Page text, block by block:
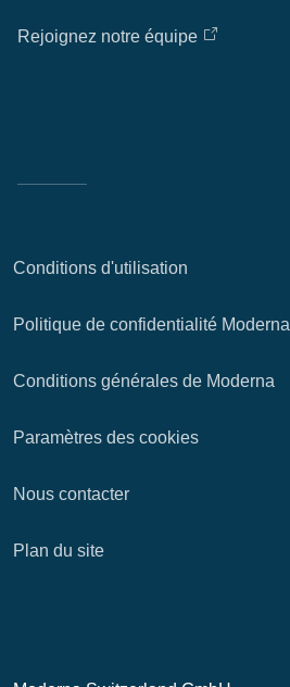
Rejoignez notre équipe
Conditions d'utilisation
Politique de confidentialité Moderna
Conditions générales de Moderna
Paramètres des cookies
Nous contacter
Plan du site